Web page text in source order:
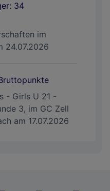
34
im
24.07.2026
- Girls U 21 -
3, im GC Zell
am 17.07.2026